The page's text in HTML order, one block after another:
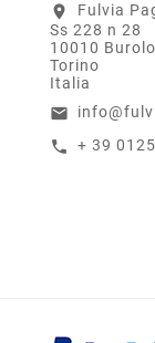
location_on
Fulvia
Ss 228 n 28
10010 Burolo
Torino
Italia
email
call + 39